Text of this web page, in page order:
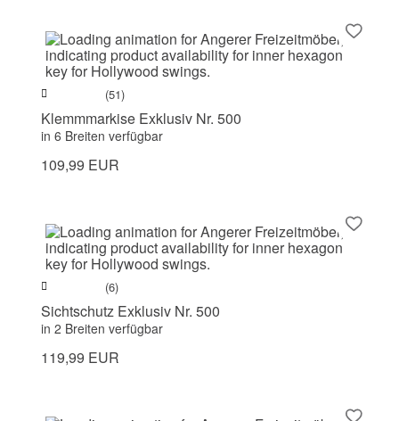
(51)
Klemmmarkise Exklusiv Nr. 500
in 6 Breiten verfügbar
109,99 EUR
(6)
Sichtschutz Exklusiv Nr. 500
in 2 Breiten verfügbar
119,99 EUR